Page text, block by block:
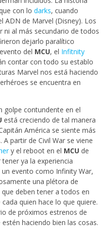
con lo darks, cuando
ADN de Marvel (Disney). Los
al más secundario de todos
dejarlo paralítico
del MCU, el Infitnity
contar con todo su establo
Marvel nos está haciendo
se encuentra en
golpe contundente en el
está creciendo de tal manera
América se siente más
partir de Civil War se viene
y el reboot en el MCU de
ya la experiencia
evento como Infinity War,
una plétora de
deben tener a todos en
quien hace lo que quiere.
de próximos estrenos de
haciendo bien las cosas.